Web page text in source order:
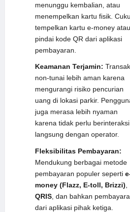
menunggu kembalian, atau
menempelkan kartu fisik.
tempelkan kartu e-money atau
pindai kode QR dari aplikasi
pembayaran.
Keamanan Terjamin:
non-tunai lebih aman karena
mengurangi risiko pencurian
uang di lokasi parkir.
juga merasa lebih nyaman
karena tidak perlu berinteraksi
langsung dengan operator.
Fleksibilitas Pembayaran:
Mendukung berbagai metode
pembayaran populer seperti
money (Flazz, E-toll, Brizzi)
QRIS , dan bahkan
dari aplikasi pihak ketiga.